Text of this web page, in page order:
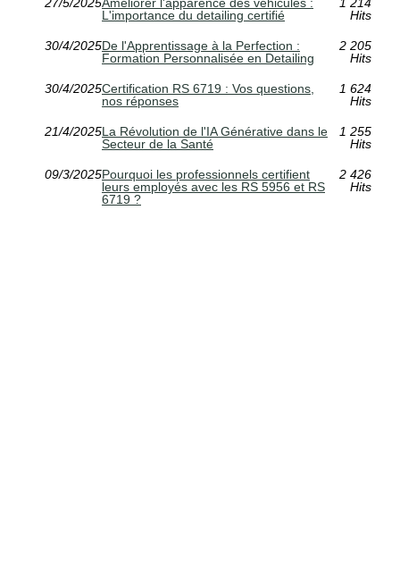
27/5/2025Améliorer l'apparence des véhicules :
L'importance du detailing certifié
1 214
Hits
30/4/2025De l'Apprentissage à la Perfection :
Formation Personnalisée en Detailing
2 205
Hits
30/4/2025Certification RS 6719 : Vos questions,
nos réponses
1 624
Hits
21/4/2025La Révolution de l'IA Générative dans le
Secteur de la Santé
1 255
Hits
09/3/2025Pourquoi les professionnels certifient
leurs employés avec les RS 5956 et RS
6719 ?
2 426
Hits